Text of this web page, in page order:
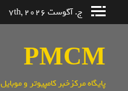
ج. آگوست 7th, 2026
PMCM
پایگاه مرکزخبر کامپیوتر و موبایل